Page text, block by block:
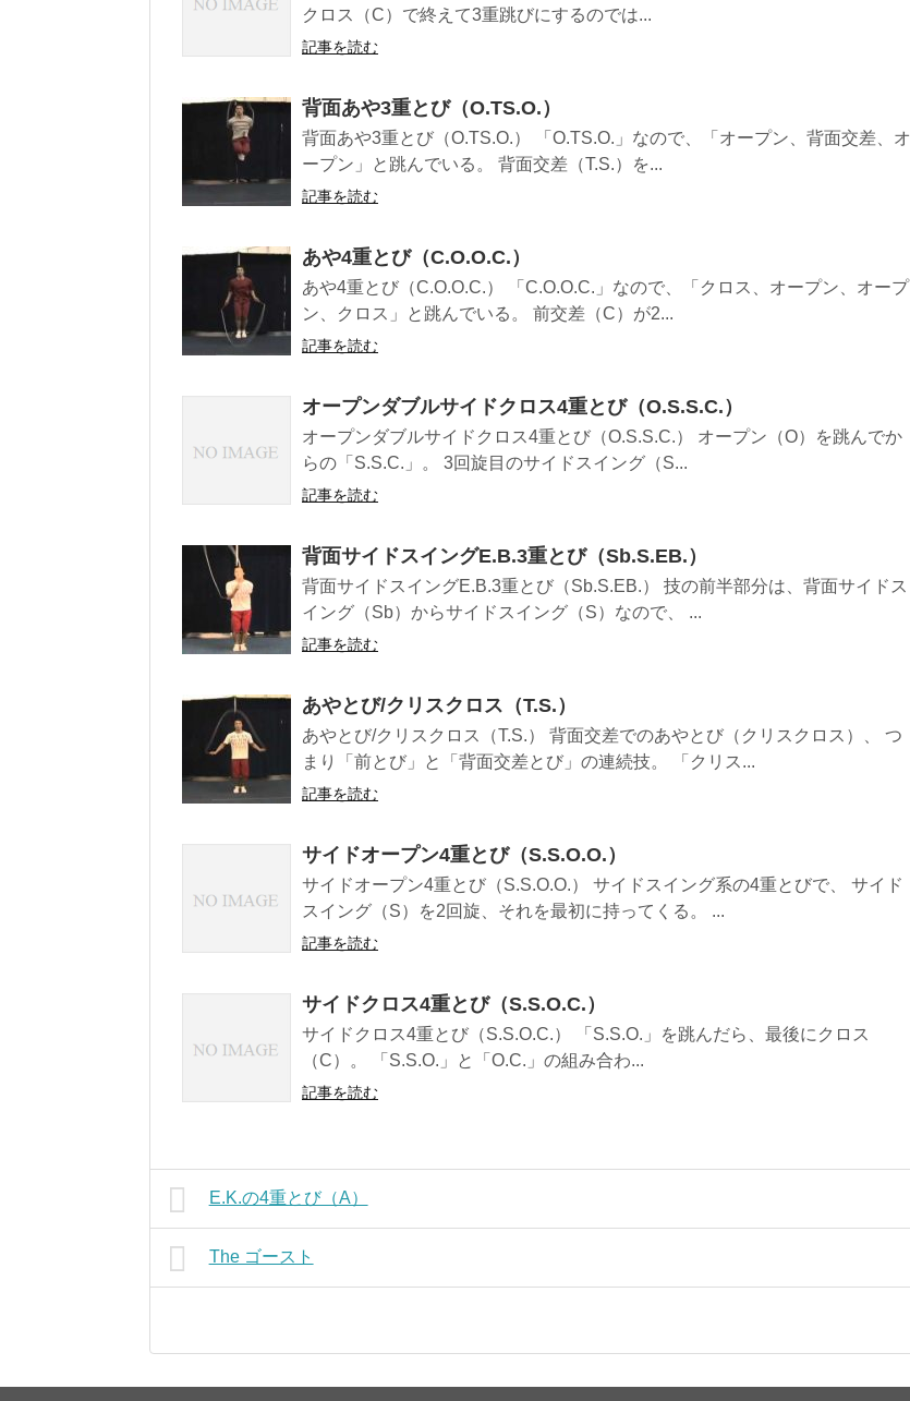
クロス（C）で終えて3重跳びにするのでは...
記事を読む
背面あや3重とび（O.TS.O.）
背面あや3重とび（O.TS.O.） 「O.TS.O.」なので、「オープン、背面交差、オ
ープン」と跳んでいる。 背面交差（T.S.）を...
記事を読む
あや4重とび（C.O.O.C.）
あや4重とび（C.O.O.C.） 「C.O.O.C.」なので、「クロス、オープン、オープ
ン、クロス」と跳んでいる。 前交差（C）が2...
記事を読む
オープンダブルサイドクロス4重とび（O.S.S.C.）
オープンダブルサイドクロス4重とび（O.S.S.C.） オープン（O）を跳んでか
らの「S.S.C.」。 3回旋目のサイドスイング（S...
記事を読む
背面サイドスイングE.B.3重とび（Sb.S.EB.）
背面サイドスイングE.B.3重とび（Sb.S.EB.） 技の前半部分は、背面サイドス
イング（Sb）からサイドスイング（S）なので、 ...
記事を読む
あやとび/クリスクロス（T.S.）
あやとび/クリスクロス（T.S.） 背面交差でのあやとび（クリスクロス）、 つ
まり「前とび」と「背面交差とび」の連続技。 「クリス...
記事を読む
サイドオープン4重とび（S.S.O.O.）
サイドオープン4重とび（S.S.O.O.） サイドスイング系の4重とびで、 サイド
スイング（S）を2回旋、それを最初に持ってくる。 ...
記事を読む
サイドクロス4重とび（S.S.O.C.）
サイドクロス4重とび（S.S.O.C.） 「S.S.O.」を跳んだら、最後にクロス
（C）。 「S.S.O.」と「O.C.」の組み合わ...
記事を読む
E.K.の4重とび（A）
The ゴースト